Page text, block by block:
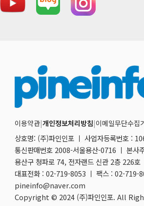
이용약관|개인정보처리방침|이메일무단수집
상호명: (주)파인인포 ㅣ 사업자등록번호 :
통신판매번호 2008-서울용산-0716 ㅣ 본사
용산구 청파로 74, 전자랜드 신관 2층 226호
대표전화 : 02-719-8053 ㅣ 팩스 : 02-719-
pineinfo@naver.com
Copyright © 2024 (주)파인인포. All